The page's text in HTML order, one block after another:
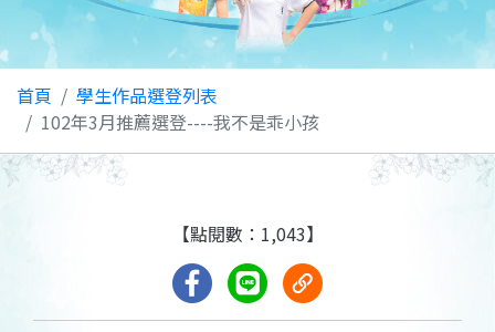
首頁
學生作品選登列表
102年3月推薦選登----我不是乖小孩
【點閱數：1,043】